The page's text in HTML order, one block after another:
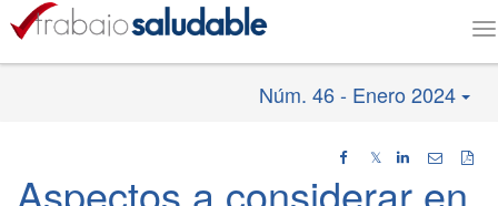
Núm. 46 - Enero 2024
𝕏
Aspectos a considerar en